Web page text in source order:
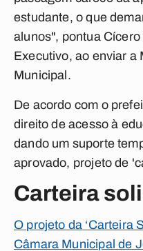
estudante, o que
alunos", pontua
Executivo, ao enviar a
Municipal.
De acordo com o
direito de acesso à
dando um suporte
aprovado, projeto de
Carteira
O projeto da ‘Carteira
Câmara Municipal de